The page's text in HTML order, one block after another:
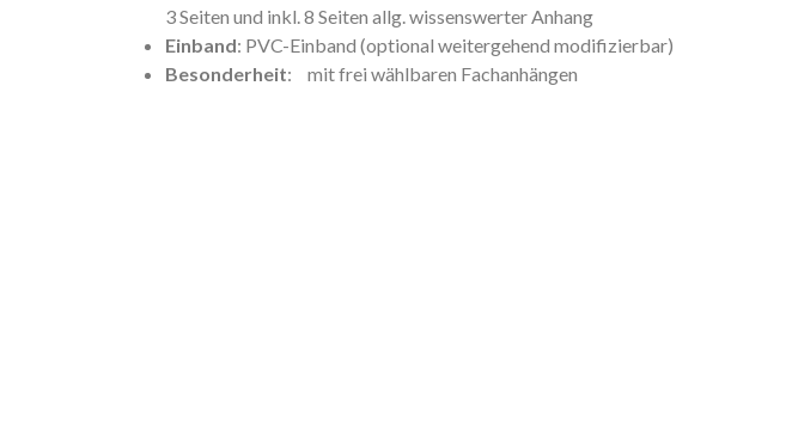
3 Seiten und inkl. 8 Seiten allg. wissenswerter Anhang
Einband: PVC-Einband (optional weitergehend modifizierbar)
Besonderheit: mit frei wählbaren Fachanhängen